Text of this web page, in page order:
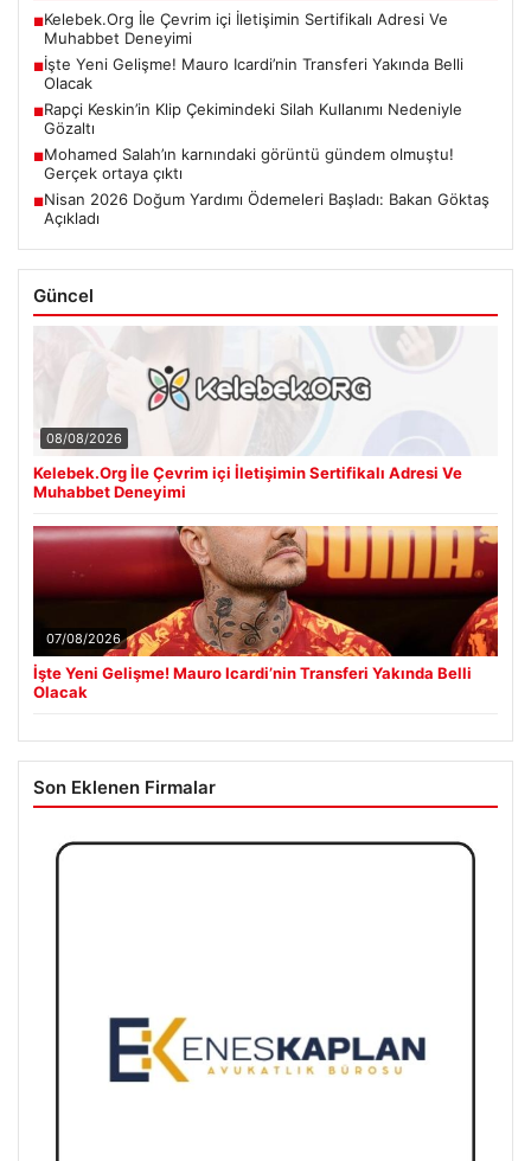
■Kelebek.Org İle Çevrim içi İletişimin Sertifikalı Adresi Ve
Muhabbet Deneyimi
■İşte Yeni Gelişme! Mauro Icardi’nin Transferi Yakında Belli
Olacak
■Rapçi Keskin’in Klip Çekimindeki Silah Kullanımı Nedeniyle
Gözaltı
■Mohamed Salah’ın karnındaki görüntü gündem olmuştu!
Gerçek ortaya çıktı
■Nisan 2026 Doğum Yardımı Ödemeleri Başladı: Bakan Göktaş
Açıkladı
Güncel
08/08/2026
Kelebek.Org İle Çevrim içi İletişimin Sertifikalı Adresi Ve
Muhabbet Deneyimi
07/08/2026
İşte Yeni Gelişme! Mauro Icardi’nin Transferi Yakında Belli
Olacak
Son Eklenen Firmalar